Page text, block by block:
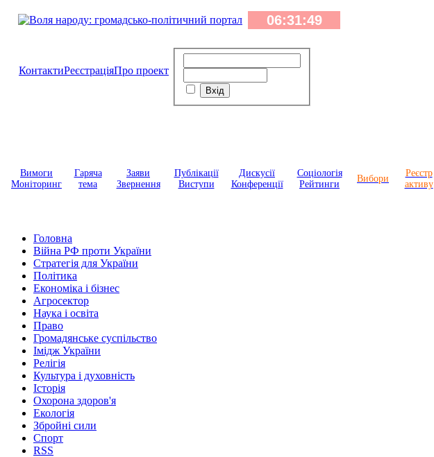
КонтактиРеєстраціяПро проект
Вимоги
Моніторинг
Гаряча
тема
Заяви
Звернення
Публікації
Виступи
Дискусії
Конференції
Соціологія
Рейтинги
Вибори
Реєстр
активу
Головна
Війна РФ проти України
Стратегія для України
Політика
Економіка і бізнес
Агросектор
Наука і освіта
Право
Громадянське суспільство
Імідж України
Релігія
Культура і духовність
Історія
Охорона здоров'я
Екологія
Збройні сили
Спорт
RSS